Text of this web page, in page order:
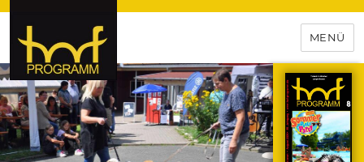
hof-programm – das
Veranstaltungsportal für
Hochfranken
MENÜ